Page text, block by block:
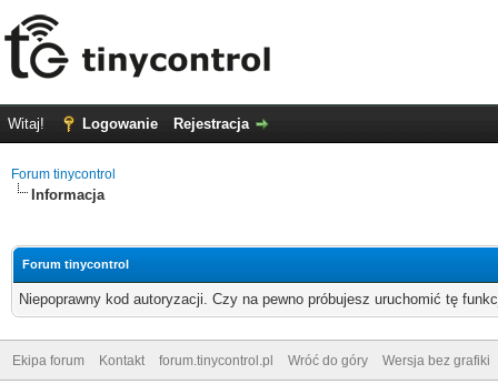
Witaj! Logowanie Rejestracja
Forum tinycontrol
Informacja
Forum tinycontrol
Niepoprawny kod autoryzacji. Czy na pewno próbujesz uruchomić tę
Ekipa forum Kontakt forum.tinycontrol.pl Wróć do góry Wersja bez grafiki